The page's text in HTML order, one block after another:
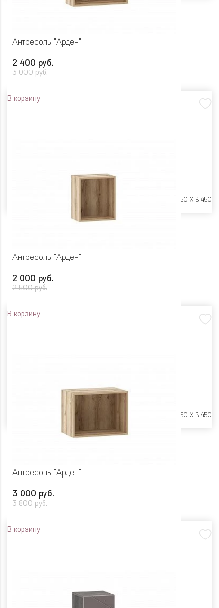
Антресоль "Арден"
2 400 руб.
3 000 руб.
В корзину
Ш 600 X Г 250 X В 450
Антресоль "Арден"
2 000 руб.
2 500 руб.
В корзину
Ш 400 X Г 250 X В 450
Антресоль "Арден"
3 000 руб.
3 800 руб.
В корзину